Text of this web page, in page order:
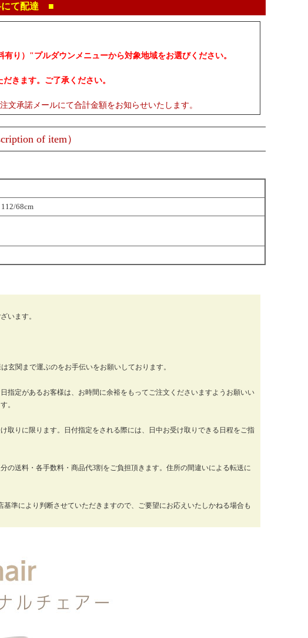
て配達 ■
り）"プルダウンメニューから対象地域をお選びください。
きます。ご了承ください。
承諾メールにて合計金額をお知らせいたします。
of item）
68cm
います。
玄関まで運ぶのをお手伝いをお願いしております。
指定があるお客様は、お時間に余裕をもってご注文くださいますようお願いい
。
取りに限ります。日付指定をされる際には、日中お受け取りできる日程をご指
送料・各手数料・商品代3割をご負担頂きます。住所の間違いによる転送に
準により判断させていただきますので、ご要望にお応えいたしかねる場合も